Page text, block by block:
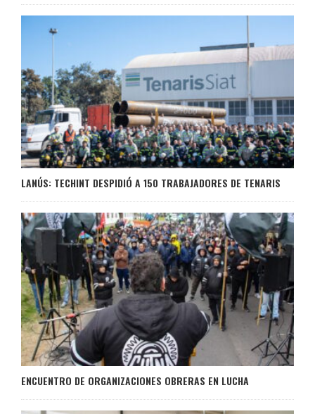
LANÚS: TECHINT DESPIDIÓ A 150 TRABAJADORES DE TENARIS
ENCUENTRO DE ORGANIZACIONES OBRERAS EN LUCHA